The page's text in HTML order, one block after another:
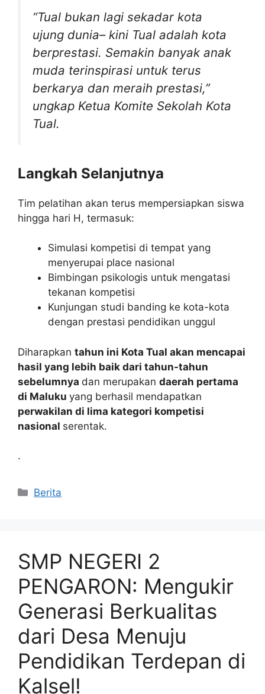
“Tual bukan lagi sekadar kota
ujung dunia– kini Tual adalah kota
berprestasi. Semakin banyak anak
muda terinspirasi untuk terus
berkarya dan meraih prestasi,”
ungkap Ketua Komite Sekolah Kota
Tual.
Langkah Selanjutnya
Tim pelatihan akan terus mempersiapkan siswa
hingga hari H, termasuk:
Simulasi kompetisi di tempat yang
menyerupai place nasional
Bimbingan psikologis untuk mengatasi
tekanan kompetisi
Kunjungan studi banding ke kota-kota
dengan prestasi pendidikan unggul
Diharapkan tahun ini Kota Tual akan mencapai
hasil yang lebih baik dari tahun-tahun
sebelumnya dan merupakan daerah pertama
di Maluku yang berhasil mendapatkan
perwakilan di lima kategori kompetisi
nasional serentak.
.
Kategori
Berita
SMP NEGERI 2
PENGARON: Mengukir
Generasi Berkualitas
dari Desa Menuju
Pendidikan Terdepan di
Kalsel!